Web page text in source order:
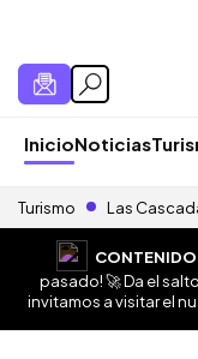
InicioNoticias
Turismo Las
pasado! 🚀 Da el
invitamos a visitar el